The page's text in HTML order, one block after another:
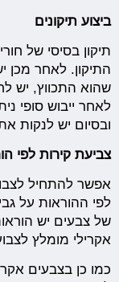
ביצוע תיקונים
תיקון בסיסי של
התיקון. לאחר מכן
שהוא התכווץ, יש
לאחר ייבוש סופי
ובסיום יש לנקות
צביעת קירות לפי
אפשר להתחיל
לפי ההוראות על גבי
של צבעים יש
אקרילי מומלץ
כמו כן בצבעים